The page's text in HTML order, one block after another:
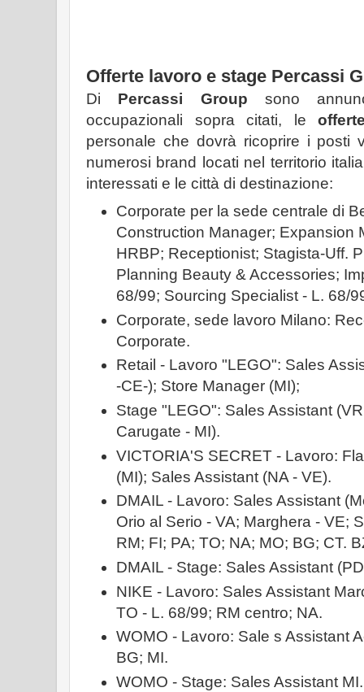
Offerte lavoro e stage Percassi
Di Percassi Group sono
occupazionali sopra citati, le
personale che dovrà ricoprire i posti
numerosi brand locati nel territorio
interessati e le città di destinazione:
Corporate per la sede centrale di
Construction Manager; Expansion
HRBP; Receptionist; Stagista-Uff.
Planning Beauty & Accessories;
68/99; Sourcing Specialist - L. 68/
Corporate, sede lavoro Milano:
Corporate.
Retail - Lavoro "LEGO": Sales
-CE-); Store Manager (MI);
Stage "LEGO": Sales Assistant
Carugate - MI).
VICTORIA'S SECRET - Lavoro:
(MI); Sales Assistant (NA - VE).
DMAIL - Lavoro: Sales Assistant
Orio al Serio - VA; Marghera - VE;
RM; FI; PA; TO; NA; MO; BG; CT.
DMAIL - Stage: Sales Assistant
NIKE - Lavoro: Sales Assistant
TO - L. 68/99; RM centro; NA.
WOMO - Lavoro: Sale s Assistant
BG; MI.
WOMO - Stage: Sales Assistant MI.